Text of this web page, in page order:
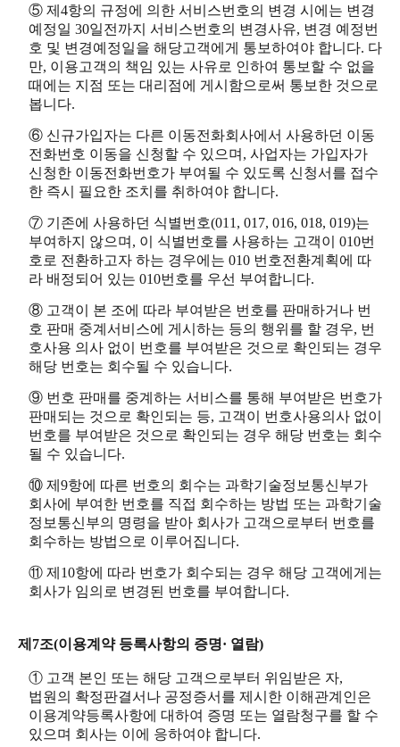
⑤ 제4항의 규정에 의한 서비스번호의 변경 시에는 변경
예정일 30일전까지 서비스번호의 변경사유, 변경 예정번
호 및 변경예정일을 해당고객에게 통보하여야 합니다. 다
만, 이용고객의 책임 있는 사유로 인하여 통보할 수 없을
때에는 지점 또는 대리점에 게시함으로써 통보한 것으로
봅니다.
⑥ 신규가입자는 다른 이동전화회사에서 사용하던 이동
전화번호 이동을 신청할 수 있으며, 사업자는 가입자가
신청한 이동전화번호가 부여될 수 있도록 신청서를 접수
한 즉시 필요한 조치를 취하여야 합니다.
⑦ 기존에 사용하던 식별번호(011, 017, 016, 018, 019)는
부여하지 않으며, 이 식별번호를 사용하는 고객이 010번
호로 전환하고자 하는 경우에는 010 번호전환계획에 따
라 배정되어 있는 010번호를 우선 부여합니다.
⑧ 고객이 본 조에 따라 부여받은 번호를 판매하거나 번
호 판매 중계서비스에 게시하는 등의 행위를 할 경우, 번
호사용 의사 없이 번호를 부여받은 것으로 확인되는 경우
해당 번호는 회수될 수 있습니다.
⑨ 번호 판매를 중계하는 서비스를 통해 부여받은 번호가
판매되는 것으로 확인되는 등, 고객이 번호사용의사 없이
번호를 부여받은 것으로 확인되는 경우 해당 번호는 회수
될 수 있습니다.
⑩ 제9항에 따른 번호의 회수는 과학기술정보통신부가
회사에 부여한 번호를 직접 회수하는 방법 또는 과학기술
정보통신부의 명령을 받아 회사가 고객으로부터 번호를
회수하는 방법으로 이루어집니다.
⑪ 제10항에 따라 번호가 회수되는 경우 해당 고객에게는
회사가 임의로 변경된 번호를 부여합니다.
제7조(이용계약 등록사항의 증명· 열람)
① 고객 본인 또는 해당 고객으로부터 위임받은 자,
법원의 확정판결서나 공정증서를 제시한 이해관계인은
이용계약등록사항에 대하여 증명 또는 열람청구를 할 수
있으며 회사는 이에 응하여야 합니다.